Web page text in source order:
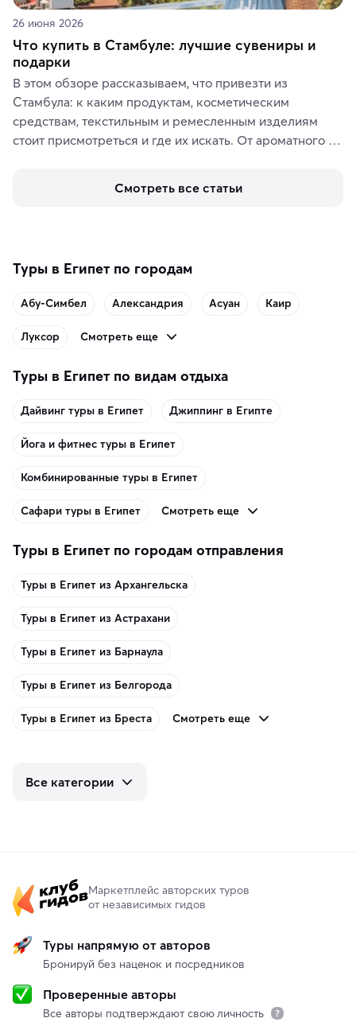
26 июня 2026
Что купить в Стамбуле: лучшие сувениры и
подарки
В этом обзоре рассказываем, что привезти из
Стамбула: к каким продуктам, косметическим
средствам, текстильным и ремесленным изделиям
стоит присмотреться и где их искать. От ароматного
аутентичных лавках — в подарок близким или себе на
Смотреть все статьи
Туры в Египет по городам
Абу-Симбел Александрия Асуан Каир
Луксор Смотреть еще
Туры в Египет по видам отдыха
Дайвинг туры в Египет Джиппинг в Египте
Йога и фитнес туры в Египет
Комбинированные туры в Египет
Сафари туры в Египет Смотреть еще
Туры в Египет по городам отправления
Туры в Египет из Архангельска
Туры в Египет из Астрахани
Туры в Египет из Барнаула
Туры в Египет из Белгорода
Туры в Египет из Бреста Смотреть еще
Все категории
Маркетплейс авторских туров
от независимых гидов
Туры напрямую от авторов
Бронируй без наценок и посредников
Проверенные авторы
Все авторы подтверждают свою личность